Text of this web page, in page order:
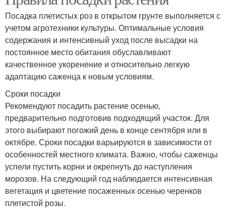
Посадка плетистых роз в открытом грунте выполняется с
учетом агротехники культуры. Оптимальные условия
содержания и интенсивный уход после высадки на
постоянное место обитания обуславливают
качественное укоренение и относительно легкую
адаптацию саженца к новым условиям.
Сроки посадки
Рекомендуют посадить растение осенью,
предварительно подготовив подходящий участок. Для
этого выбирают погожий день в конце сентября или в
октябре. Сроки посадки варьируются в зависимости от
особенностей местного климата. Важно, чтобы саженцы
успели пустить корни и окрепнуть до наступления
морозов. На следующий год наблюдается интенсивная
вегетация и цветение посаженных осенью черенков
плетистой розы.